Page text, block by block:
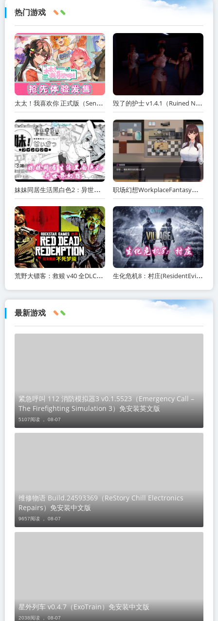
热门游戏
太太！我喜欢你 正式版（Sensei! I Like You So Much!）免安装中文版 毁了的护士 v1.4.1（Ruined Nurse）免安装中文版
妹妹同居生活黑白色2：异世界幻想网盘下载 职场幻想WorkplaceFantasy中文网盘下载
荒野大镖客：救赎 v40 全DLC（Red Dead Redemption）免安装中文版 生化危机8：村庄(ResidentEvilVillage)内含修改器+DLC+通关存档+原画集百度网盘/
最新游戏
紧急呼叫 112 消防模拟器3 v0.1.5523（Emergency Call –
The Firefighting Simulation 3）免安装英文版
5107阅读 ， 08-07
维修物语 Build.24593369（ReStory Chill Electronics
Repairs）免安装中文版
9657阅读 ， 08-07
星外列车 v0.4.7（ExoTrain）免安装中文版
2038阅读 ， 08-07